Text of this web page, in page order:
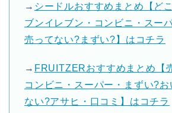
→ シードルおすすめまとめ【ど
ブンイレブン・コンビニ・スー
売ってない?まずい?】はコチラ
→ FRUITZERおすすめまとめ【
コンビニ・スーパー・まずい?
ない?アサヒ・口コミ】はコチラ